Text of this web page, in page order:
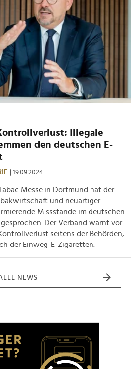
Illegale
den deutschen E-
| 19.09.2024
Messe in Dortmund hat der
und neuartiger
Missstände im deutschen
Der Verband warnt vor
seitens der Behörden,
der Einweg-E-Zigaretten.
NEWS